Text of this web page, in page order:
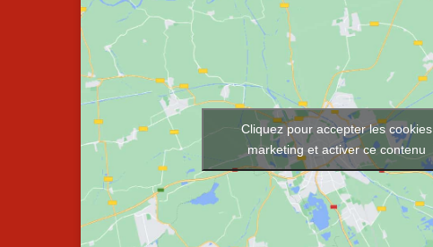
Cliquez pour accepter les cookies
marketing et activer ce contenu